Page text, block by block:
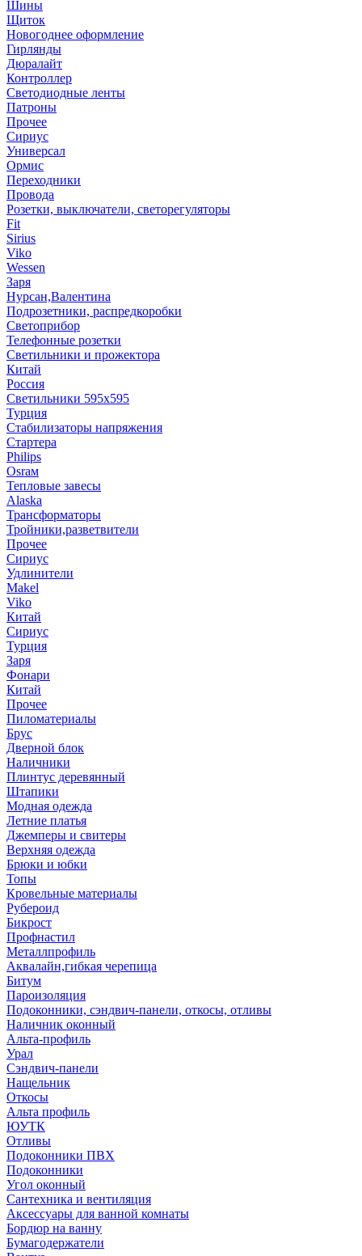
Шины
Щиток
Новогоднее оформление
Гирлянды
Дюралайт
Контроллер
Светодиодные ленты
Патроны
Прочее
Сириус
Универсал
Ормис
Переходники
Провода
Розетки, выключатели, светорегуляторы
Fit
Sirius
Viko
Wessen
Заря
Нурсан,Валентина
Подрозетники, распредкоробки
Светоприбор
Телефонные розетки
Светильники и прожектора
Китай
Россия
Светильники 595х595
Турция
Стабилизаторы напряжения
Стартера
Philips
Оsrам
Тепловые завесы
Alaska
Трансформаторы
Тройники,разветвители
Прочее
Сириус
Удлинители
Makel
Viko
Китай
Сириус
Турция
Заря
Фонари
Китай
Прочее
Пиломатериалы
Брус
Дверной блок
Наличники
Плинтус деревянный
Штапики
Модная одежда
Летние платья
Джемперы и свитеры
Верхняя одежда
Брюки и юбки
Топы
Кровельные материалы
Рубероид
Бикрост
Профнастил
Металлпрофиль
Аквалайн,гибкая черепица
Битум
Пароизоляция
Подоконники, сэндвич-панели, откосы, отливы
Наличник оконный
Альта-профиль
Урал
Сэндвич-панели
Нащельник
Откосы
Альта профиль
ЮУТК
Отливы
Подоконники ПВХ
Подоконники
Угол оконный
Сантехника и вентиляция
Аксессуары для ванной комнаты
Бордюр на ванну
Бумагодержатели